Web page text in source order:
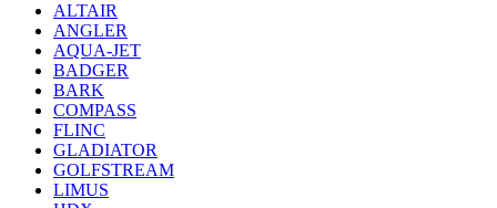
ALTAIR
ANGLER
AQUA-JET
BADGER
BARK
COMPASS
FLINC
GLADIATOR
GOLFSTREAM
LIMUS